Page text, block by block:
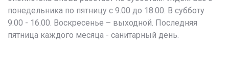
понедельника по пятницу с 9.00 до 18.00. В субботу
9.00 - 16.00. Воскресенье – выходной. Последняя
пятница каждого месяца - санитарный день.